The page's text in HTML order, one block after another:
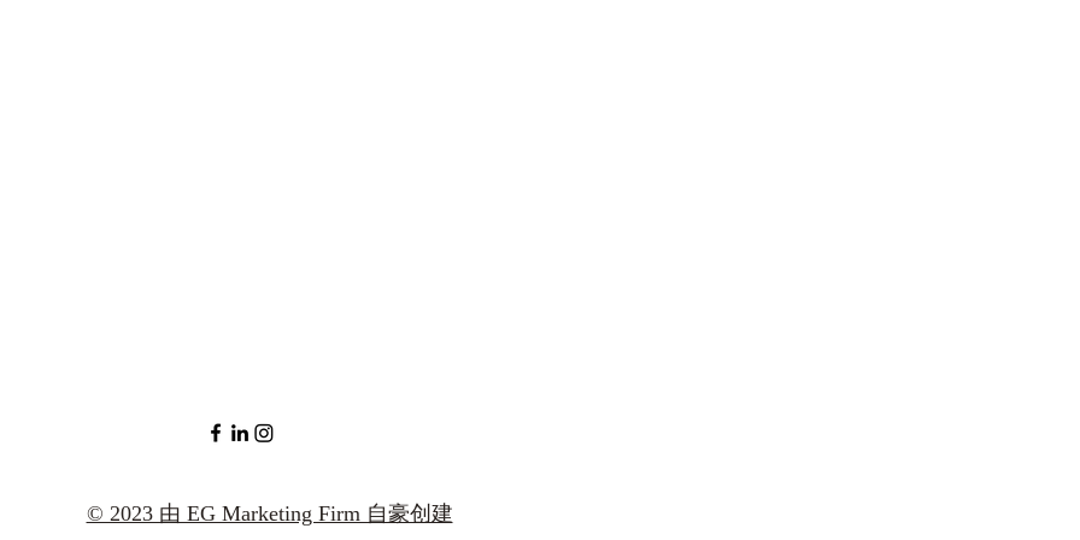
© 2023 由 EG Marketing Firm 自豪创建